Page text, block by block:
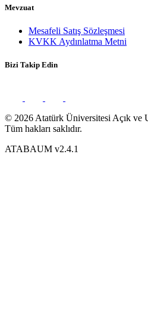
Mevzuat
Mesafeli Satış Sözleşmesi
KVKK Aydınlatma Metni
Bizi Takip Edin
© 2026 Atatürk Üniversitesi Açık ve
Tüm hakları saklıdır.
ATABAUM v2.4.1